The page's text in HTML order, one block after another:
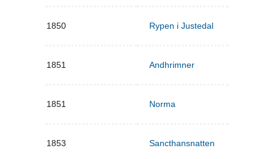
1850 Rypen i Justedal
1851 Andhrimner
1851 Norma
1853 Sancthansnatten